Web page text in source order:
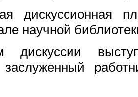
дискуссионная
научной
дискуссии
заслуженный